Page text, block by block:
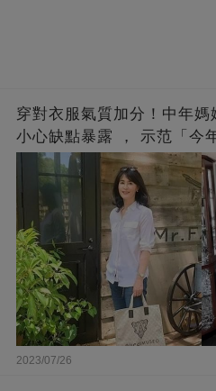
穿對衣服氣質加分！中年媽
小心缺點暴露 ， 示范「今
下半身
2023/07/26